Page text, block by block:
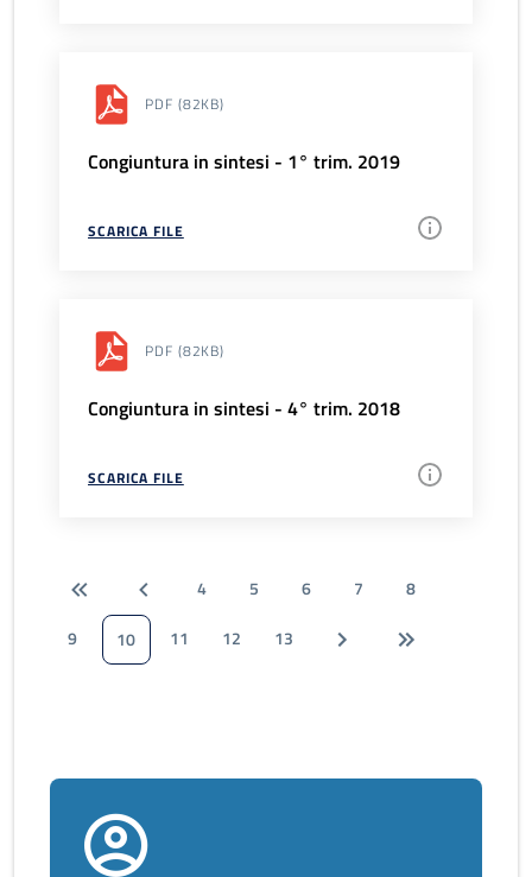
PDF (82KB)
Congiuntura in sintesi - 1° trim. 2019
SCARICA FILE
PDF (82KB)
Congiuntura in sintesi - 4° trim. 2018
SCARICA FILE
4 5 6 7
8
9
10 11 12 13